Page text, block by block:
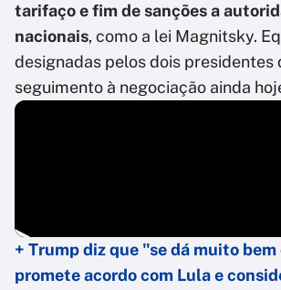
tarifaço e fim de sanções a
nacionais, como a lei Magnitsky.
designadas pelos dois presidentes
seguimento à negociação ainda
+ Trump diz que "se dá muito
promete acordo com Lula e